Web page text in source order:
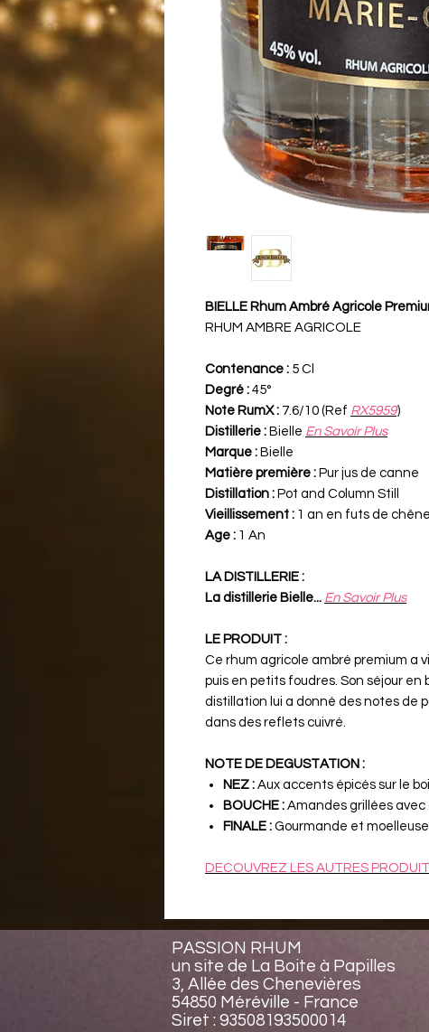
BIELLE Rhum Ambré Agricole
RHUM AMBRE AGRICOLE
Contenance : 5 Cl
Degré : 45°
Note RumX : 7.6/10 (Ref RX5959)
Distillerie : Bielle En Savoir Plus
Marque : Bielle
Matière première : Pur jus de canne
Distillation : Pot and Column Still
Vieillissement : 1 an en futs de chêne
Age : 1 An
LA DISTILLERIE :
La distillerie Bielle... En Savoir Plus
LE PRODUIT :
Ce rhum agricole ambré premium a
puis en petits foudres. Son séjour en
distillation lui a donné des notes de
dans des reflets cuivré.
NOTE DE DEGUSTATION :
NEZ : Aux accents épicés sur le
BOUCHE : Amandes grillées avec
FINALE : Gourmande et moelleuse
DECOUVREZ LES AUTRES
PASSION RHUM
un site de La Boite à Papilles
3, Allée des Chenevières
54850 Méréville - France
Siret : 93508193500014